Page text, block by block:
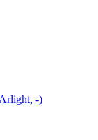
-)